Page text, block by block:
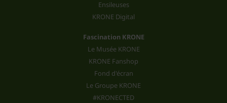
Ensileuses
KRONE Digital
Fascination KRONE
Le Musée KRONE
KRONE Fanshop
Fond d'écran
Le Groupe KRONE
#KRONECTED